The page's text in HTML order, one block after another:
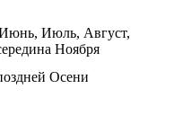
Июль, Август,
Ноября
Осени